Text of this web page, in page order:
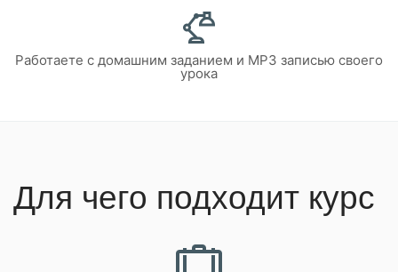
Работаете с домашним заданием и MP3 записью своего
урока
Для чего подходит курс